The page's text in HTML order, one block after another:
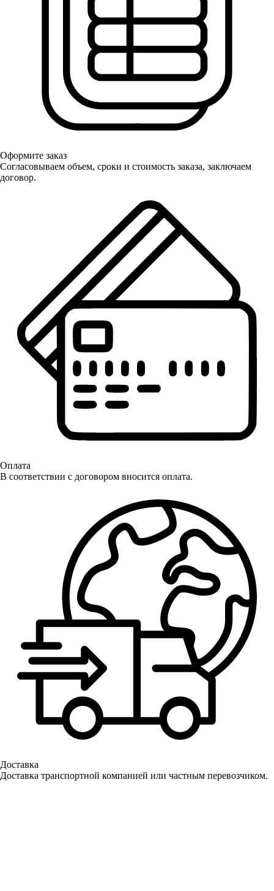
Оформите заказ
Согласовываем объем, сроки и стоимость заказа, заключаем
договор.
Оплата
В соответствии с договором вносится оплата.
Доставка
Доставка транспортной компанией или частным перевозчиком.